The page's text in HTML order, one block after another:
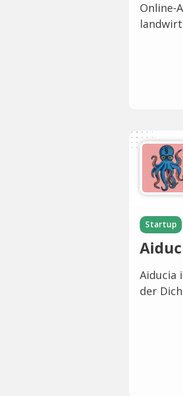
Online-
Startup
Aiducia
der